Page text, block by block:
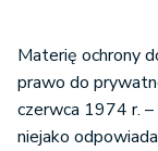
Materię ochrony
prawo do
czerwca 1974 r.
niejako